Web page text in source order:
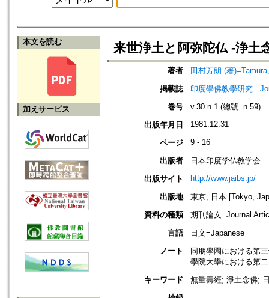
本文を読む
加えサービス
来世浄土と阿弥陀仏 -浄土
著者
田村芳朗 (著
掲載誌
印度學佛教學研究
巻号
v.30 n.1 (總號=n.59)
出版年月日
1981.12.31
ページ 9 - 16
出版者
日本印度学仏教学会
出版サイト
http://www.jaibs.jp/
出版地
東京, 日本 [Tokyo,
資料の種類
期刊論文=Journal
言語
日文=Japanese
ノート
同朋學園における第
學院大學における第
キーワード
無量壽經; 淨土念佛;